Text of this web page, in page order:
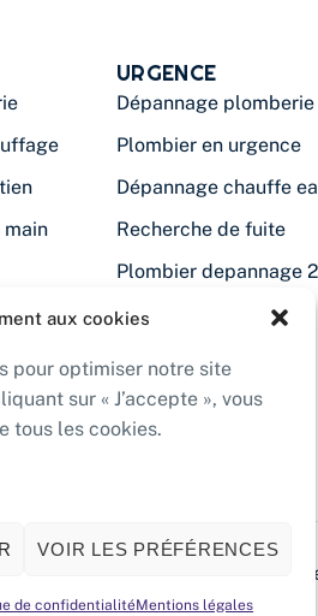
aux cookies
pour optimiser notre site
sur « J’accepte », vous
tous les cookies.
VOIR LES PRÉFÉRENCES
de confidentialitéMentions légales
main
URGENCE
Dépannage plomberie
Plombier en urgence
Dépannage chauffe
Recherche de fuite
Plombier depannage
Chauffe-eau en panne
Plombier
chauffagiste – Solutions
754 00039